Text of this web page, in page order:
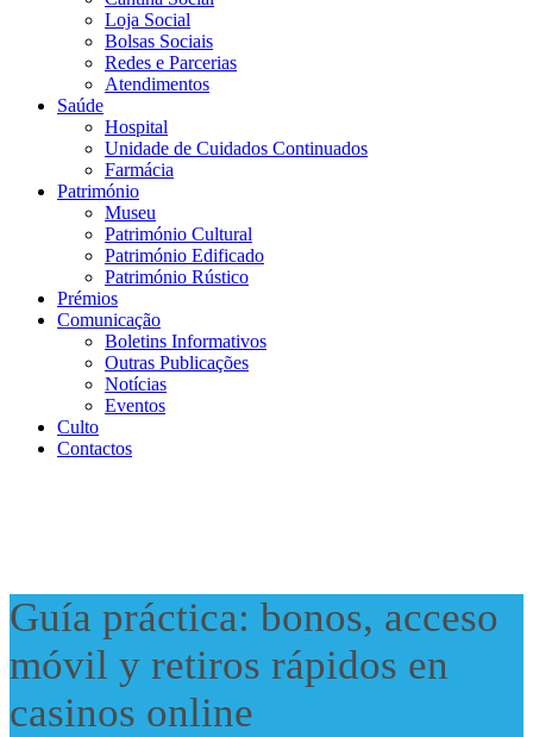
Loja Social
Bolsas Sociais
Redes e Parcerias
Atendimentos
Saúde
Hospital
Unidade de Cuidados Continuados
Farmácia
Património
Museu
Património Cultural
Património Edificado
Património Rústico
Prémios
Comunicação
Boletins Informativos
Outras Publicações
Notícias
Eventos
Culto
Contactos
Guía práctica: bonos, acceso
móvil y retiros rápidos en
casinos online